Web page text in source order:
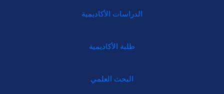
الدراسات الأكاديمية
طلبة الأكاديمية
البحث العلمي